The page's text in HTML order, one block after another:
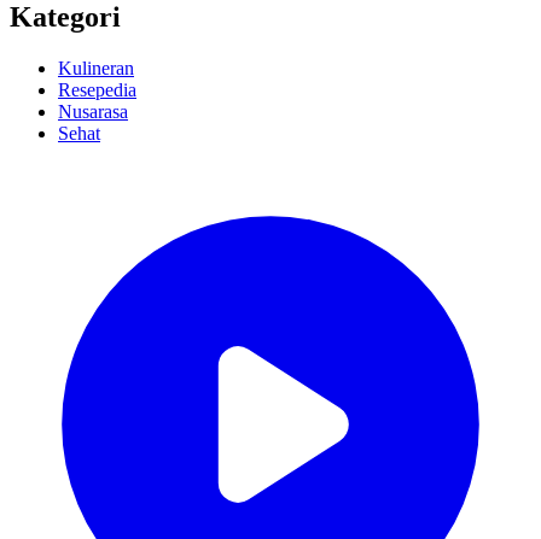
Kategori
Kulineran
Resepedia
Nusarasa
Sehat